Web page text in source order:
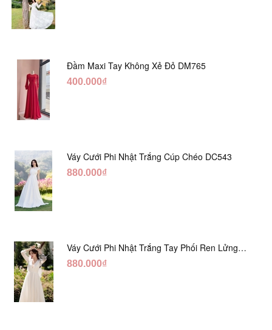
Đầm Maxi Tay Không Xẻ Đỏ DM765
400.000₫
Váy Cưới Phi Nhật Trắng Cúp Chéo DC543
880.000₫
Váy Cưới Phi Nhật Trắng Tay Phối Ren Lửng
DC554
880.000₫